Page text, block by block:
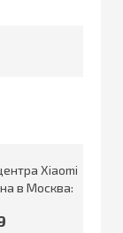
Xiaomi
в Москва: